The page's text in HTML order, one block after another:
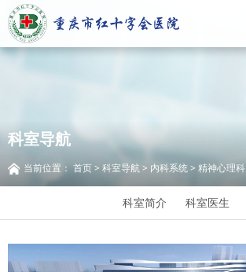
科室导航
当前位置： 首页> 科室导航> 内科系统> 精神心理科
科室简介 科室医生